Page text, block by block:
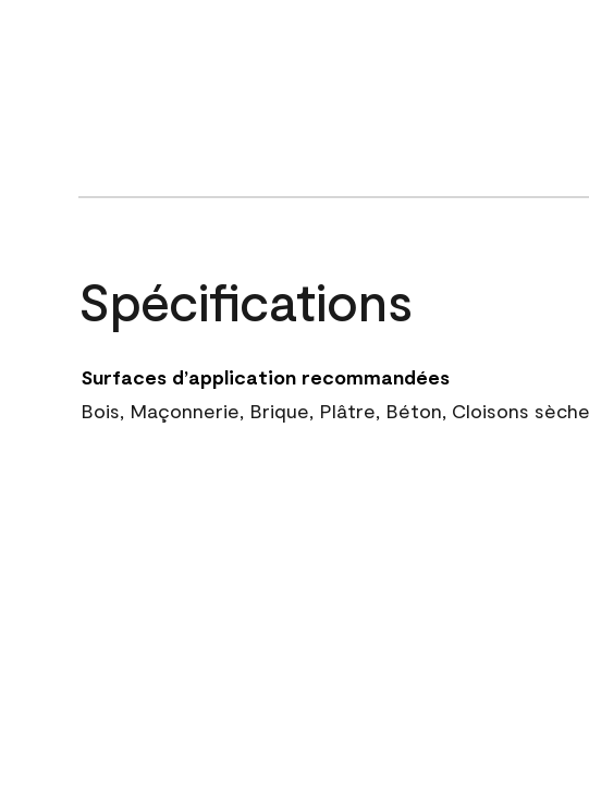
Spécifications
Surfaces d’application recommandées
Bois, Maçonnerie, Brique, Plâtre, Béton, Cloisons